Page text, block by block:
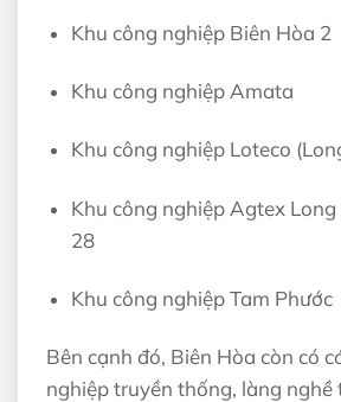
Khu công nghiệp Biên Hòa 2
Khu công nghiệp Amata
Khu công nghiệp Loteco
Khu công nghiệp Agtex Long
28
Khu công nghiệp Tam Phước
Bên cạnh đó, Biên Hòa còn có
nghiệp truyền thống, làng nghề